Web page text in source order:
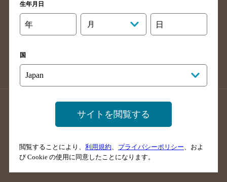
高知県のバー検索
長崎県のバー検索
佐賀県のバー検索
大分県のバー検索
熊本県のバー検索
生年月日
年 月 日
国
サイトを閲覧する
閲覧することにより、 利用規約、 プライバシーポリシー、およ
び Cookie の使用に同意したことになります。